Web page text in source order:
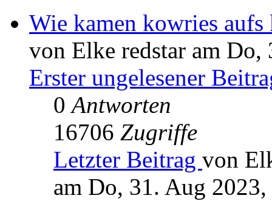
Wie kamen kowries
von Elke redstar am
Erster ungelesener
0Antworten
16706 Zugriffe
Letzter Beitrag von
am Do, 31. Aug